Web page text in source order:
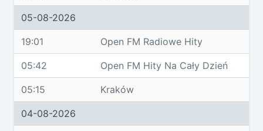
05-08-2026
19:01 Open FM Radiowe Hity
05:42 Open FM Hity Na Cały Dzień
05:15 Kraków
04-08-2026